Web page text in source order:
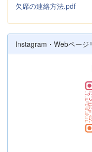
欠席の連絡方法.pdf
Instagram・Webページ